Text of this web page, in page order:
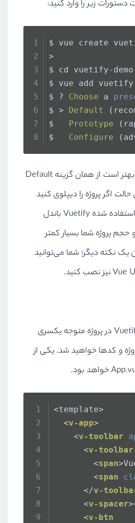
زیر را وارد کنید:
$ vue create
>
$ cd vuetify-demo
$ vue add vuetify
$ ? Choose a
$ > Default
$ Prototype
$ Configure
برای قسمت preset بهتر است از همان گزینه Default
اگر پروژه را دیپلوی کنید
تنها کامپوننت‌های استفاده شده Vuetify باندل
حجم پروژه شما بسیار کمتر
یک نکته دیگر؛ شما می‌توانید
پس از به کار بردن Vuetify در پروژه متوجه یکسری
و کدها خواهید شد. یکی از
<template>
<v-app>
<v-toolbar
<v-
<span>
<span
</v-
<v-spacer>
<v-btn